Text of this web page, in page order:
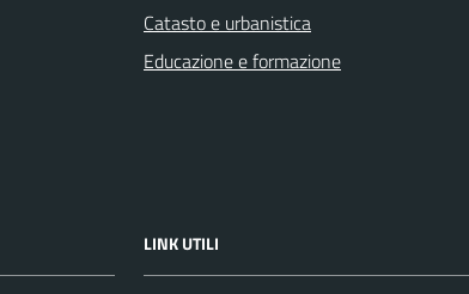
Catasto e urbanistica
Educazione e formazione
LINK UTILI